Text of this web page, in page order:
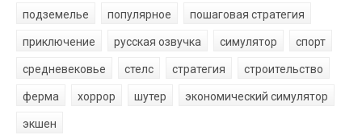
подземелье популярное пошаговая стратегия
приключение русская озвучка симулятор спорт
средневековье стелс стратегия строительство
ферма хоррор шутер экономический симулятор
экшен